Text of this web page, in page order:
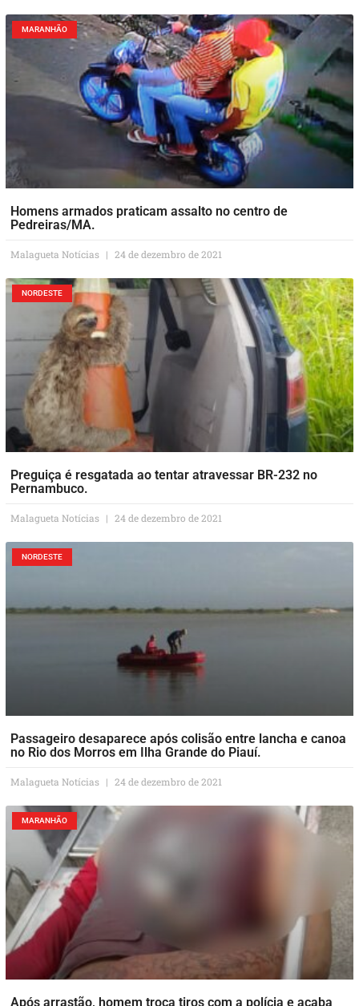
MARANHÃO
Homens armados praticam assalto no centro de
Pedreiras/MA.
Malagueta Notícias 24 de dezembro de 2021
NORDESTE
Preguiça é resgatada ao tentar atravessar BR-232 no
Pernambuco.
Malagueta Notícias 24 de dezembro de 2021
NORDESTE
Passageiro desaparece após colisão entre lancha e canoa
no Rio dos Morros em Ilha Grande do Piauí.
Malagueta Notícias 24 de dezembro de 2021
MARANHÃO
Após arrastão, homem troca tiros com a polícia e acaba